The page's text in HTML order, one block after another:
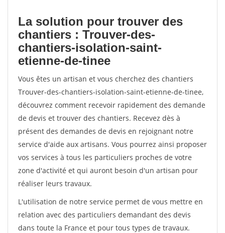
La solution pour trouver des
chantiers : Trouver-des-
chantiers-isolation-saint-
etienne-de-tinee
Vous êtes un artisan et vous cherchez des chantiers
Trouver-des-chantiers-isolation-saint-etienne-de-tinee,
découvrez comment recevoir rapidement des demande
de devis et trouver des chantiers. Recevez dès à
présent des demandes de devis en rejoignant notre
service d'aide aux artisans. Vous pourrez ainsi proposer
vos services à tous les particuliers proches de votre
zone d'activité et qui auront besoin d'un artisan pour
réaliser leurs travaux.
L'utilisation de notre service permet de vous mettre en
relation avec des particuliers demandant des devis
dans toute la France et pour tous types de travaux.